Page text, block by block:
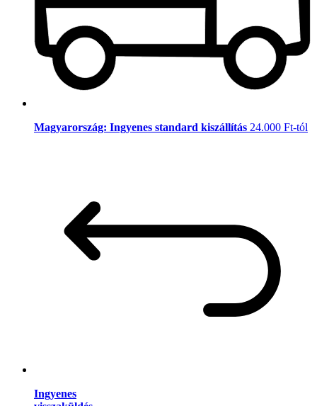
Magyarország: Ingyenes standard kiszállítás 24.000 Ft-tól
Ingyenes